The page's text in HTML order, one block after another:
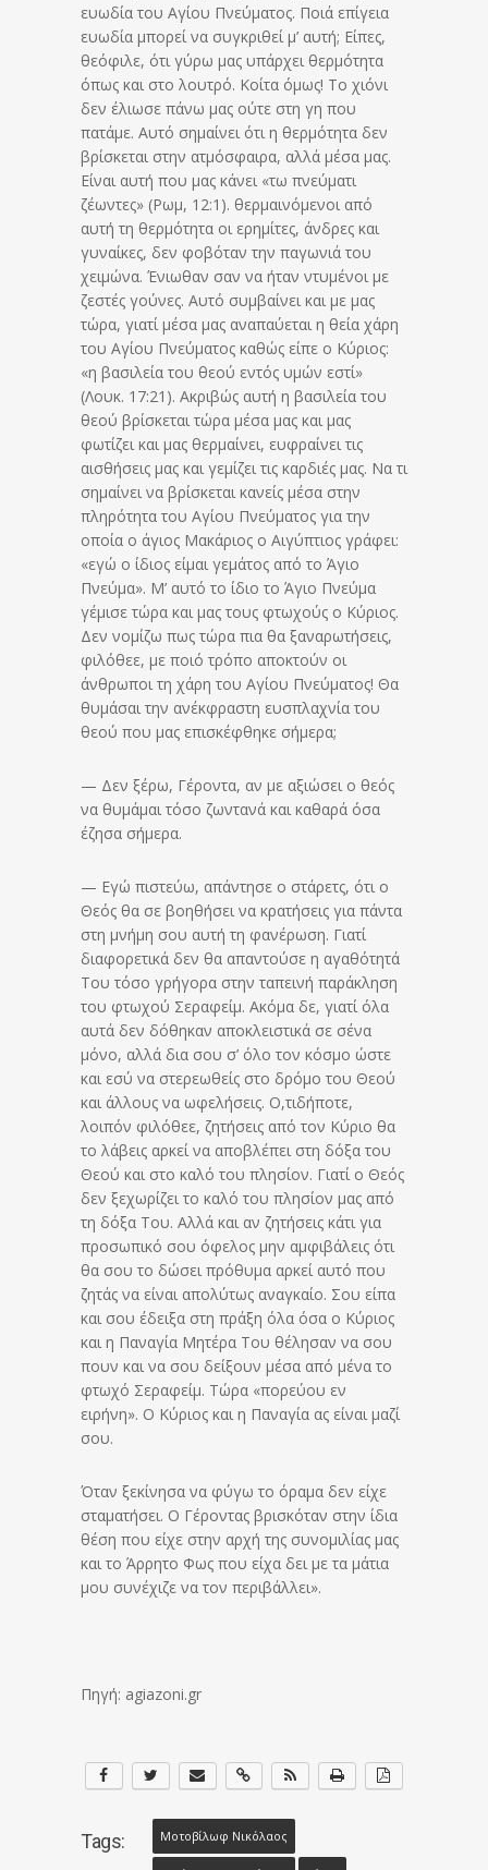
ευωδία του Αγίου Πνεύματος. Ποιά επίγεια
ευωδία μπορεί να συγκριθεί μ’ αυτή; Είπες,
θεόφιλε, ότι γύρω μας υπάρχει θερμότητα
όπως και στο λουτρό. Κοίτα όμως! Το χιόνι
δεν έλιωσε πάνω μας ούτε στη γη που
πατάμε. Αυτό σημαίνει ότι η θερμότητα δεν
βρίσκεται στην ατμόσφαιρα, αλλά μέσα μας.
Είναι αυτή που μας κάνει «τω πνεύματι
ζέωντες» (Ρωμ, 12:1). θερμαινόμενοι από
αυτή τη θερμότητα οι ερημίτες, άνδρες και
γυναίκες, δεν φοβόταν την παγωνιά του
χειμώνα. Ένιωθαν σαν να ήταν ντυμένοι με
ζεστές γούνες. Αυτό συμβαίνει και με μας
τώρα, γιατί μέσα μας αναπαύεται η θεία χάρη
του Αγίου Πνεύματος καθώς είπε ο Κύριος:
«η βασιλεία του θεού εντός υμών εστί»
(Λουκ. 17:21). Ακριβώς αυτή η βασιλεία του
θεού βρίσκεται τώρα μέσα μας και μας
φωτίζει και μας θερμαίνει, ευφραίνει τις
αισθήσεις μας και γεμίζει τις καρδιές μας. Να τι
σημαίνει να βρίσκεται κανείς μέσα στην
πληρότητα του Αγίου Πνεύματος για την
οποία ο άγιος Μακάριος ο Αιγύπτιος γράφει:
«εγώ ο ίδιος είμαι γεμάτος από το Άγιο
Πνεύμα». Μ’ αυτό το ίδιο το Άγιο Πνεύμα
γέμισε τώρα και μας τους φτωχούς ο Κύριος.
Δεν νομίζω πως τώρα πια θα ξαναρωτήσεις,
φιλόθεε, με ποιό τρόπο αποκτούν οι
άνθρωποι τη χάρη του Αγίου Πνεύματος! Θα
θυμάσαι την ανέκφραστη ευσπλαχνία του
θεού που μας επισκέφθηκε σήμερα;
— Δεν ξέρω, Γέροντα, αν με αξιώσει ο θεός
να θυμάμαι τόσο ζωντανά και καθαρά όσα
έζησα σήμερα.
— Εγώ πιστεύω, απάντησε ο στάρετς, ότι ο
Θεός θα σε βοηθήσει να κρατήσεις για πάντα
στη μνήμη σου αυτή τη φανέρωση. Γιατί
διαφορετικά δεν θα απαντούσε η αγαθότητά
Του τόσο γρήγορα στην ταπεινή παράκληση
του φτωχού Σεραφείμ. Ακόμα δε, γιατί όλα
αυτά δεν δόθηκαν αποκλειστικά σε σένα
μόνο, αλλά δια σου σ’ όλο τον κόσμο ώστε
και εσύ να στερεωθείς στο δρόμο του Θεού
και άλλους να ωφελήσεις. Ο,τιδήποτε,
λοιπόν φιλόθεε, ζητήσεις από τον Κύριο θα
το λάβεις αρκεί να αποβλέπει στη δόξα του
Θεού και στο καλό του πλησίον. Γιατί ο Θεός
δεν ξεχωρίζει το καλό του πλησίον μας από
τη δόξα Του. Αλλά και αν ζητήσεις κάτι για
προσωπικό σου όφελος μην αμφιβάλεις ότι
θα σου το δώσει πρόθυμα αρκεί αυτό που
ζητάς να είναι απολύτως αναγκαίο. Σου είπα
και σου έδειξα στη πράξη όλα όσα ο Κύριος
και η Παναγία Μητέρα Του θέλησαν να σου
πουν και να σου δείξουν μέσα από μένα το
φτωχό Σεραφείμ. Τώρα «πορεύου εν
ειρήνη». Ο Κύριος και η Παναγία ας είναι μαζί
σου.
Όταν ξεκίνησα να φύγω το όραμα δεν είχε
σταματήσει. Ο Γέροντας βρισκόταν στην ίδια
θέση που είχε στην αρχή της συνομιλίας μας
και το Άρρητο Φως που είχα δει με τα μάτια
μου συνέχιζε να τον περιβάλλει».
Πηγή: agiazoni.gr
Tags: Μοτοβίλωφ Νικόλαος